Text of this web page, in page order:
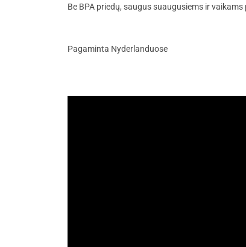
Be BPA priedų, saugus suaugusiems ir
Pagaminta Nyderlanduose